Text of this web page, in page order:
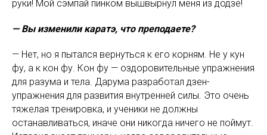
руки! Мой сэмпай пинком вышвырнул меня из додзё!
— Вы изменили каратэ, что преподаете?
— Нет, но я пытался вернуться к его корням. Не у кун
фу, а к кон фу. Кон фу — оздоровительные упражнения
для разума и тела. Дарума разработал дзен-
упражнения для развития внутренней силы. Это очень
тяжелая тренировка, и ученики не должны
останавливаться, иначе они никогда ничего не поймут.